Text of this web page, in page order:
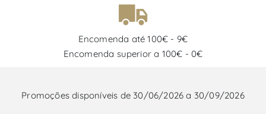
Encomenda até 100€ - 9€
Encomenda superior a 100€ - 0€
Promoções disponíveis de 30/06/2026 a 30/09/2026